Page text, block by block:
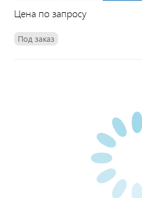
Цена по запросу
Под заказ